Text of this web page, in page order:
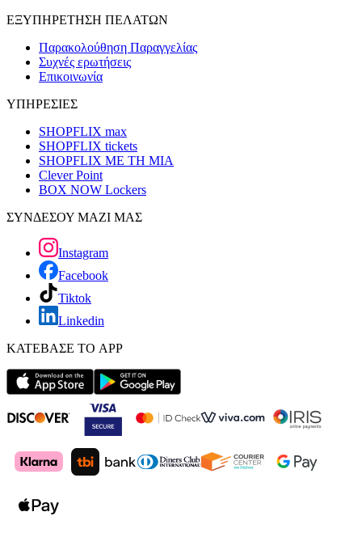
ΕΞΥΠΗΡΕΤΗΣΗ ΠΕΛΑΤΩΝ
Παρακολούθηση Παραγγελίας
Συχνές ερωτήσεις
Επικοινωνία
ΥΠΗΡΕΣΙΕΣ
SHOPFLIX max
SHOPFLIX tickets
SHOPFLIX ΜΕ ΤΗ ΜΙΑ
Clever Point
BOX NOW Lockers
ΣΥΝΔΕΣΟΥ ΜΑΖΙ ΜΑΣ
Instagram
Facebook
Tiktok
Linkedin
ΚΑΤΕΒΑΣΕ ΤΟ APP